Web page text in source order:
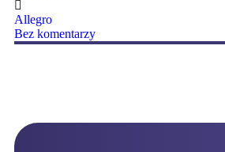
Allegro
Bez komentarzy